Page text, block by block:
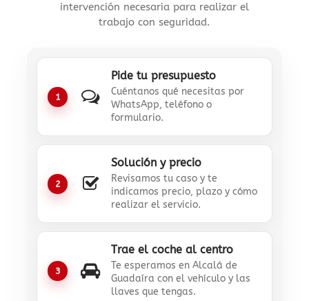
intervención necesaria para realizar el
trabajo con seguridad.
1
Pide tu presupuesto
Cuéntanos qué necesitas por
WhatsApp, teléfono o
formulario.
2
Solución y precio
Revisamos tu caso y te
indicamos precio, plazo y cómo
realizar el servicio.
3
Trae el coche al centro
Te esperamos en Alcalá de
Guadaíra con el vehículo y las
llaves que tengas.